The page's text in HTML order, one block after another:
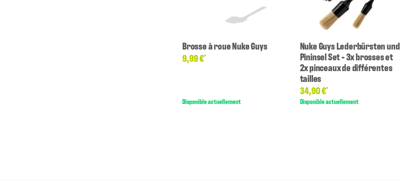
Brosse à roue Nuke Guys
9,99 €*
Disponible actuellement
Nuke Guys Lederbürsten und
Pininsel Set - 3x brosses et
2x pinceaux de différentes
tailles
34,90 €*
Disponible actuellement